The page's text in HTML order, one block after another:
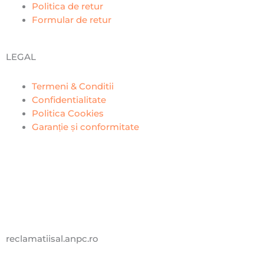
Politica de retur
Formular de retur
LEGAL
Termeni & Conditii
Confidentialitate
Politica Cookies
Garanție și conformitate
reclamatiisal.anpc.ro